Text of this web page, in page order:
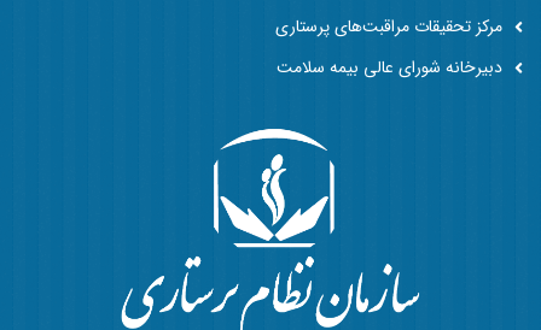
مرکز تحقیقات مراقبت‌های پرستاری
دبیرخانه شورای عالی بیمه سلامت